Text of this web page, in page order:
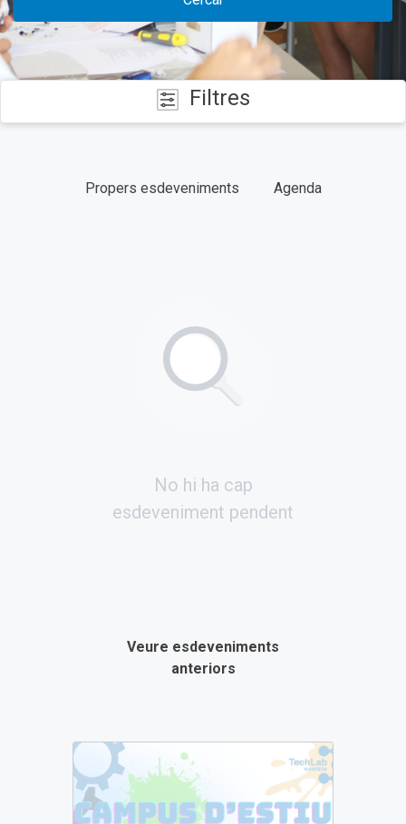
Filtres
Propers esdeveniments Agenda
No hi ha cap
esdeveniment pendent
Veure esdeveniments
anteriors